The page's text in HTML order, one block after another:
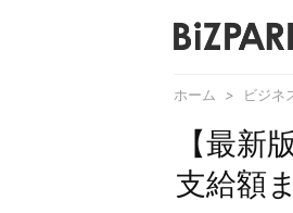
ホーム > ビジネ
【最新
支給額